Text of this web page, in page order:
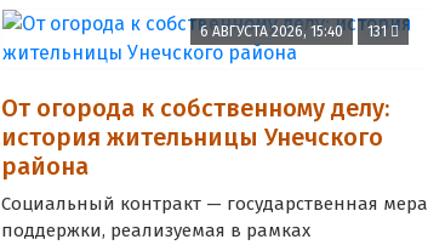
6 АВГУСТА 2026, 15:40 131
От огорода к собственному делу:
история жительницы Унечского
района
Социальный контракт — государственная мера
поддержки, реализуемая в рамках